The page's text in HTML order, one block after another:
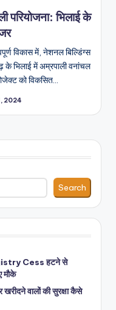
भिलाई के
विकास में, नेशनल बिल्डिंग्स
भिलाई में अम्रपाली वनांचल
को विकसित…
2024
Search
Cess हटने से
वालों की सुरक्षा कैसे